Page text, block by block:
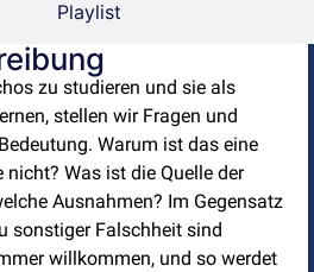
Playlist
zu studieren und sie als
stellen wir Fragen und
Warum ist das eine
Was ist die Quelle der
Ausnahmen? Im Gegensatz
sonstiger Falschheit sind
willkommen, und so werdet